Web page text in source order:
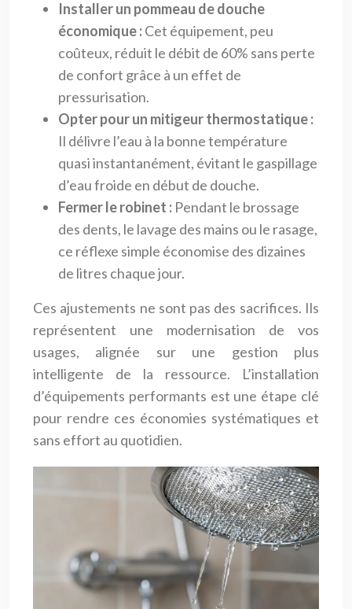
Installer un pommeau de douche
économique :Cet équipement, peu
coûteux, réduit le débit de 60% sans perte
de confort grâce à un effet de
pressurisation.
Opter pour un mitigeur thermostatique :
Il délivre l’eau à la bonne température
quasi instantanément, évitant le gaspillage
d’eau froide en début de douche.
Fermer le robinet : Pendant le brossage
des dents, le lavage des mains ou le rasage,
ce réflexe simple économise des dizaines
de litres chaque jour.
Ces ajustements ne sont pas des sacrifices. Ils
représentent une modernisation de vos
usages, alignée sur une gestion plus
intelligente de la ressource. L’installation
d’équipements performants est une étape clé
pour rendre ces économies systématiques et
sans effort au quotidien.